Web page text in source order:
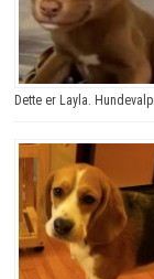
Dette er Layla.